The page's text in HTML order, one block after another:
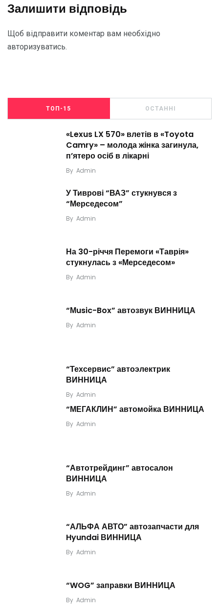
Залишити відповідь
Щоб відправити коментар вам необхідно
авторизуватись.
ТОП-15 ОСТАННІ
«Lexus LX 570» влетів в «Toyota
Camry» – молода жінка загинула,
п’ятеро осіб в лікарні
By Admin
У Тиврові “ВАЗ” стукнувся з
“Мерседесом”
By Admin
На 30-річчя Перемоги «Таврія»
стукнулась з «Мерседесом»
By Admin
“Мusic-Box” автозвук ВИННИЦА
By Admin
“Техсервис” автоэлектрик
ВИННИЦА
By Admin
“МЕГАКЛИН” автомойка ВИННИЦА
By Admin
“Автотрейдинг” автосалон
ВИННИЦА
By Admin
“АЛЬФА АВТО” автозапчасти для
Hyundai ВИННИЦА
By Admin
“WOG” заправки ВИННИЦА
By Admin